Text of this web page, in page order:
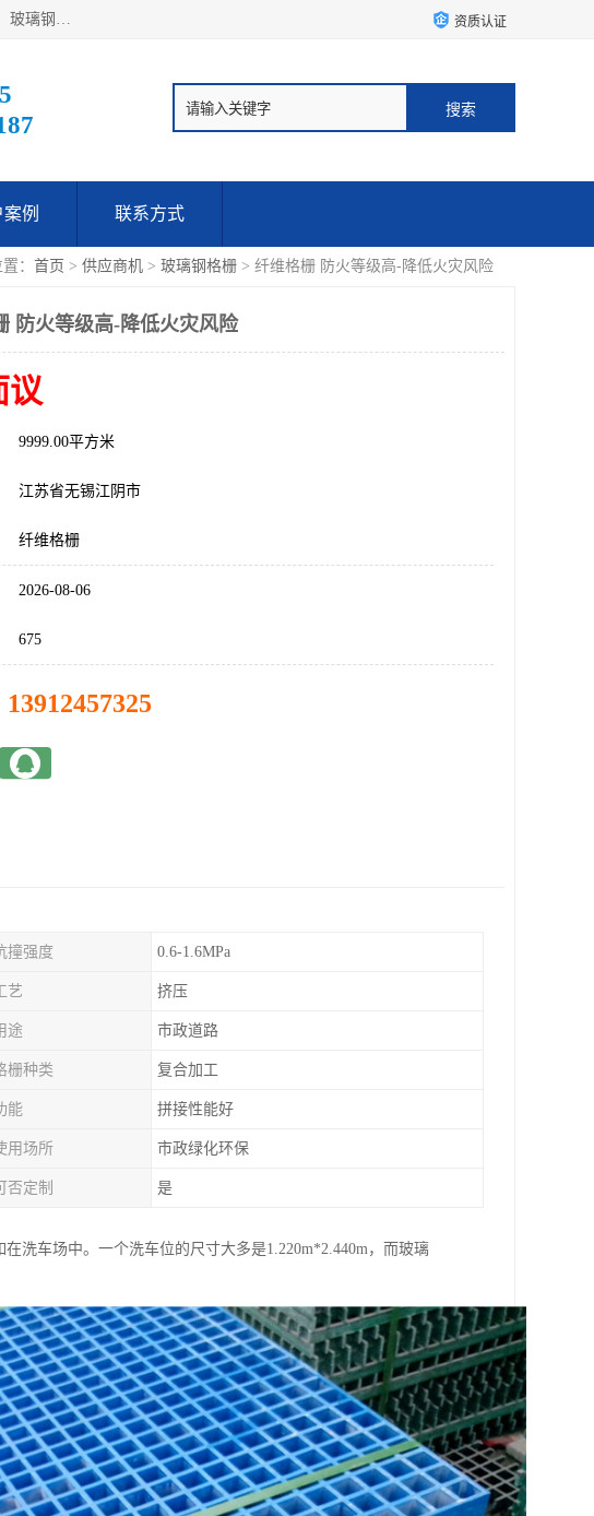
江阴市翔鼎复合材料有限公司,位于美丽富饶的中国经济百强县第一县级市的-江苏省江阴市，是一家专精于玻璃钢格栅、玻璃钢新材料,镀锌钢格板，机械设备生产制造及研发的科技型企业；公司产品已销往了世界多个国家和地区，公司人决心加倍努力愿与广大社会同仁精诚合作共创辉煌！ 资质认证
例 联系方式
： 首页 > 供应商机 > 玻璃钢格栅 > 纤维格栅 防火等级高-降低火灾风险
防火等级高-降低火灾风险
议
9999.00平方米
江苏省无锡江阴市
纤维格栅
2026-08-06
675
13912457325
撞强度 0.6-1.6MPa
艺 挤压
途 市政道路
栅种类 复合加工
能 拼接性能好
用场所 市政绿化环保
否定制 是
洗车场中。一个洗车位的尺寸大多是1.220m*2.440m，而玻璃